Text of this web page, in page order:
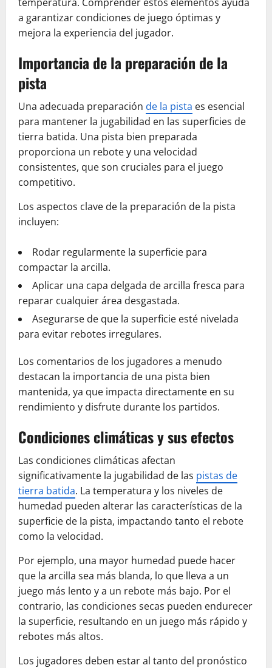
a garantizar condiciones de juego óptimas y
mejora la experiencia del jugador.
Importancia de la preparación de la
pista
Una adecuada preparación de la pista es esencial
para mantener la jugabilidad en las superficies de
tierra batida. Una pista bien preparada
proporciona un rebote y una velocidad
consistentes, que son cruciales para el juego
competitivo.
Los aspectos clave de la preparación de la pista
incluyen:
Rodar regularmente la superficie para
compactar la arcilla.
Aplicar una capa delgada de arcilla fresca para
reparar cualquier área desgastada.
Asegurarse de que la superficie esté nivelada
para evitar rebotes irregulares.
Los comentarios de los jugadores a menudo
destacan la importancia de una pista bien
mantenida, ya que impacta directamente en su
rendimiento y disfrute durante los partidos.
Condiciones climáticas y sus efectos
Las condiciones climáticas afectan
significativamente la jugabilidad de las pistas de
tierra batida. La temperatura y los niveles de
humedad pueden alterar las características de la
superficie de la pista, impactando tanto el rebote
como la velocidad.
Por ejemplo, una mayor humedad puede hacer
que la arcilla sea más blanda, lo que lleva a un
juego más lento y a un rebote más bajo. Por el
contrario, las condiciones secas pueden endurecer
la superficie, resultando en un juego más rápido y
rebotes más altos.
Los jugadores deben estar al tanto del pronóstico